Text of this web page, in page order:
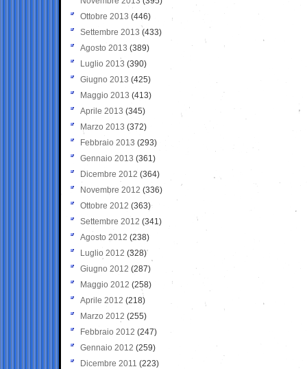
Ottobre 2013 (446)
Settembre 2013 (433)
Agosto 2013 (389)
Luglio 2013 (390)
Giugno 2013 (425)
Maggio 2013 (413)
Aprile 2013 (345)
Marzo 2013 (372)
Febbraio 2013 (293)
Gennaio 2013 (361)
Dicembre 2012 (364)
Novembre 2012 (336)
Ottobre 2012 (363)
Settembre 2012 (341)
Agosto 2012 (238)
Luglio 2012 (328)
Giugno 2012 (287)
Maggio 2012 (258)
Aprile 2012 (218)
Marzo 2012 (255)
Febbraio 2012 (247)
Gennaio 2012 (259)
Dicembre 2011 (223)